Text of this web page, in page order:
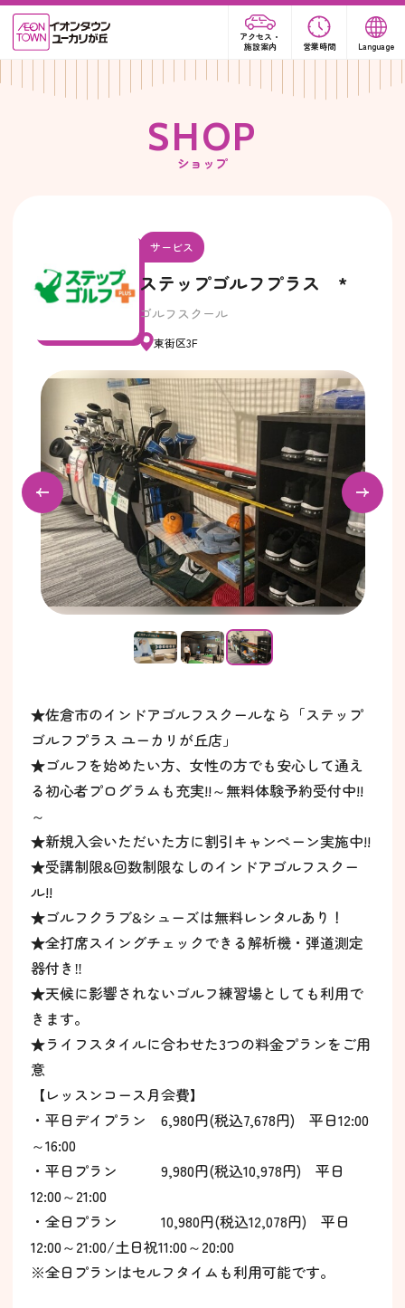
アクセス・
施設案内
営業時間 Language
SHOP
ショップ
サービス
ステップゴルフプラス *
ゴルフスクール
東街区3F
★佐倉市のインドアゴルフスクールなら「ステップ
ゴルフプラス ユーカリが丘店」
★ゴルフを始めたい方、女性の方でも安心して通え
る初心者プログラムも充実!!～無料体験予約受付中!!
～
★新規入会いただいた方に割引キャンペーン実施中!!
★受講制限&回数制限なしのインドアゴルフスクー
ル!!
★ゴルフクラブ&シューズは無料レンタルあり！
★全打席スイングチェックできる解析機・弾道測定
器付き‼
★天候に影響されないゴルフ練習場としても利用で
きます。
★ライフスタイルに合わせた3つの料金プランをご用
意
【レッスンコース月会費】
・平日デイプラン 6,980円(税込7,678円) 平日12:00
～16:00
・平日プラン 9,980円(税込10,978円) 平日
12:00～21:00
・全日プラン 10,980円(税込12,078円) 平日
12:00～21:00/土日祝11:00～20:00
※全日プランはセルフタイムも利用可能です。